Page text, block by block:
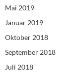
Mai 2019
Januar 2019
Oktober 2018
September 2018
Juli 2018